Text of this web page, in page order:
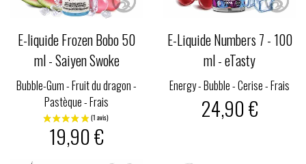
E-liquide Frozen Bobo 50
ml - Saiyen Swoke
Bubble-Gum - Fruit du dragon -
Pastèque - Frais
19,90 €
E-Liquide Numbers 7 - 100
ml - eTasty
Energy - Bubble - Cerise - Frais
24,90 €